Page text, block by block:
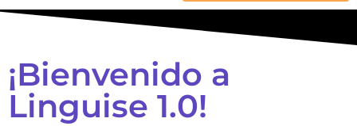
¡Bienvenido a
Linguise 1.0!